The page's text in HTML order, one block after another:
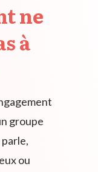
ne
à
groupe
ou